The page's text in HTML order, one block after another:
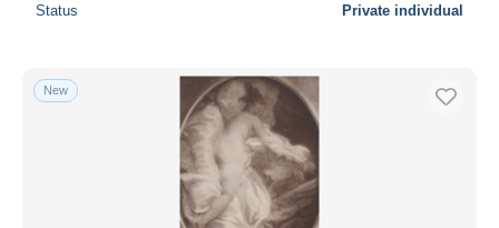
Status Private individual
New